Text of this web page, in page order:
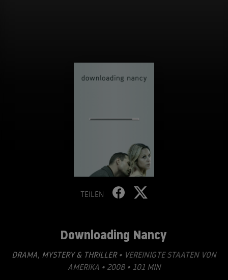
TEILEN
Downloading Nancy
DRAMA, MYSTERY & THRILLER• VEREINIGTE STAATEN VON
AMERIKA • 2008 • 101 MIN